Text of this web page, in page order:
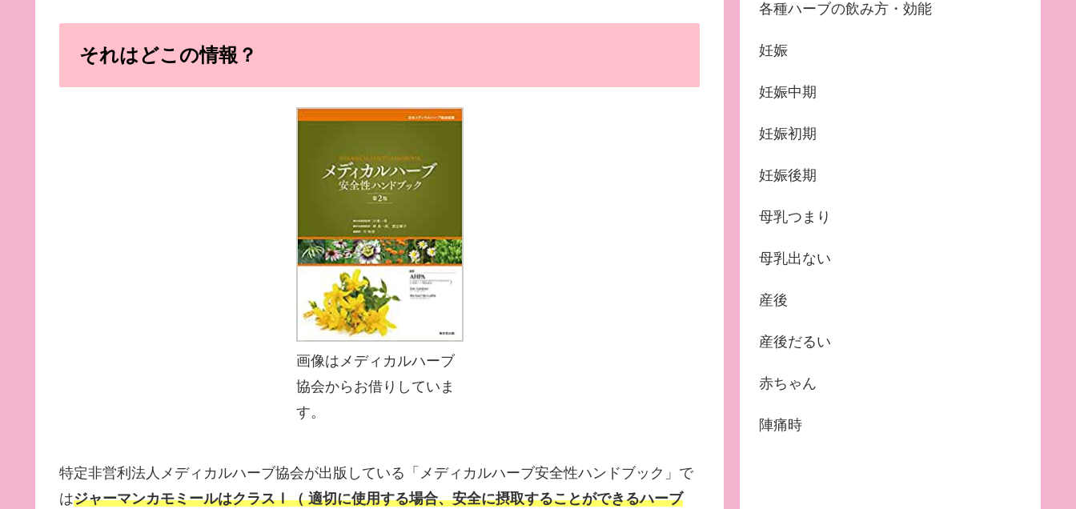
それはどこの情報？
画像はメディカルハーブ
協会からお借りしていま
す。
特定非営利法人メディカルハーブ協会が出版している「メディカルハーブ安全性ハンドブック」で
はジャーマンカモミールはクラスⅠ（ 適切に使用する場合、安全に摂取することができるハーブ
各種ハーブの飲み方・効能
妊娠
妊娠中期
妊娠初期
妊娠後期
母乳つまり
母乳出ない
産後
産後だるい
赤ちゃん
陣痛時